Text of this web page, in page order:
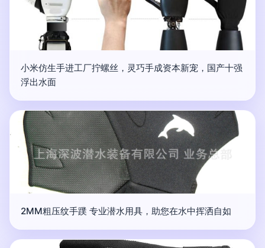
小米仿生手进工厂拧螺丝，灵巧手成资本新宠，国产十强
浮出水面
2MM粗压纹手蹼 专业潜水用具，助您在水中挥洒自如